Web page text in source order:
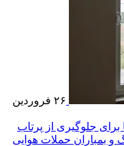
۲۶ فروردین
جلوگیری از پرتاب
بمباران حملات هوایی